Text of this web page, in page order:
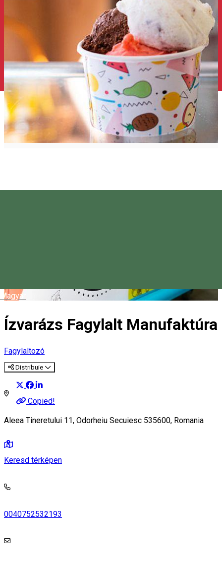
Magyar
Ízvarázs Fagylalt Manufaktúra
Fagylaltozó
Distribuie
Copied!
Aleea Tineretului 11, Odorheiu Secuiesc 535600, Romania
Keresd térképen
0040752532193